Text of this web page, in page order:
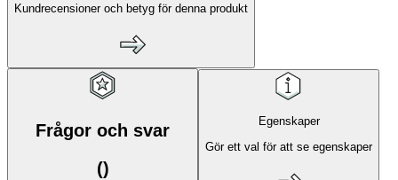
Kundrecensioner och betyg för denna produkt
Frågor och svar
()
Egenskaper
Gör ett val för att se egenskaper